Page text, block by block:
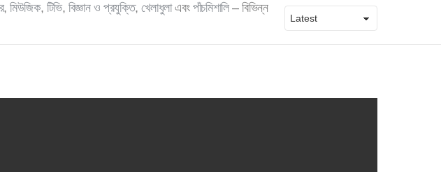
,মিউজিক, টিভি, বিজ্ঞান ও প্রযুক্তি,খেলাধুলাএবং পাঁচমিশালি– বিভিন্ন